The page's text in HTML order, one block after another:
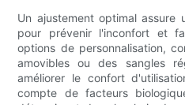
Un ajustement optimal assure
pour prévenir l'inconfort et
options de personnalisation,
amovibles ou des sangles
améliorer le confort
compte de facteurs